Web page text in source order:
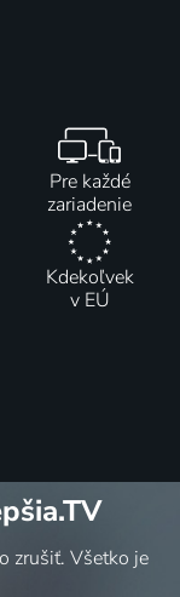
Pre každé
zariadenie
Kdekoľvek
v EÚ
zrušiť. Všetko je